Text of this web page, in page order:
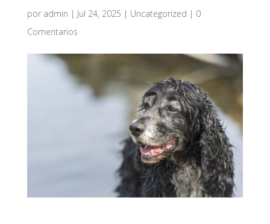
por admin | Jul 24, 2025 | Uncategorized | 0
Comentarios